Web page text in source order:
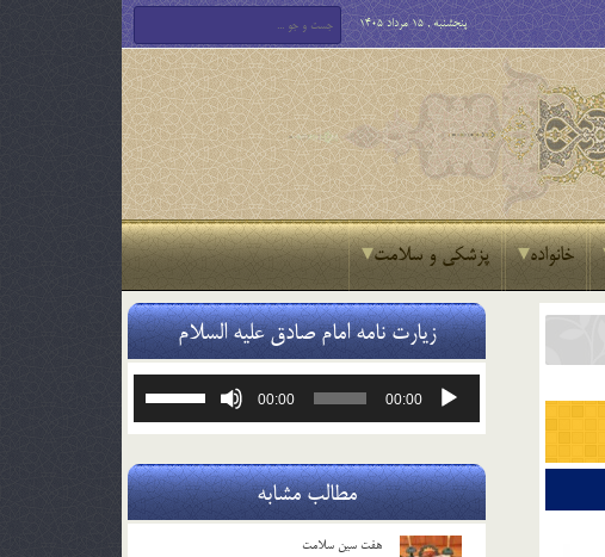
پنجشنبه , 15 مرداد 1405
خانواده پزشکی و سلامت
زیارت نامه امام صادق علیه السلام
پخش‌کننده
00:00
00:00
یا
صدا
کلیدهای
مطالب مشابه
هفت سين سلامت